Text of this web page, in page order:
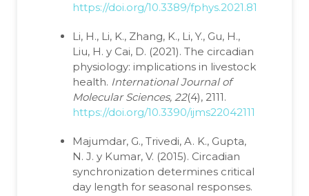
https://doi.org/10.3389/fphys.2021.815847
Li, H., Li, K., Zhang, K., Li, Y., Gu, H.,
Liu, H. y Cai, D. (2021). The circadian
physiology: implications in livestock
health. International Journal of
Molecular Sciences, 22(4), 2111.
https://doi.org/10.3390/ijms22042111
Majumdar, G., Trivedi, A. K., Gupta,
N. J. y Kumar, V. (2015). Circadian
synchronization determines critical
day length for seasonal responses.